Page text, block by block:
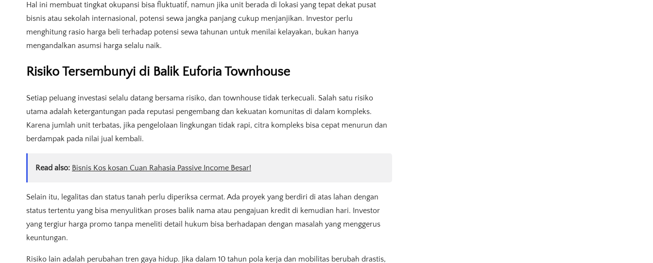
Hal ini membuat tingkat okupansi bisa fluktuatif, namun jika unit berada di lokasi yang tepat dekat pusat
bisnis atau sekolah internasional, potensi sewa jangka panjang cukup menjanjikan. Investor perlu
menghitung rasio harga beli terhadap potensi sewa tahunan untuk menilai kelayakan, bukan hanya
mengandalkan asumsi harga selalu naik.
Risiko Tersembunyi di Balik Euforia Townhouse
Setiap peluang investasi selalu datang bersama risiko, dan townhouse tidak terkecuali. Salah satu risiko
utama adalah ketergantungan pada reputasi pengembang dan kekuatan komunitas di dalam kompleks.
Karena jumlah unit terbatas, jika pengelolaan lingkungan tidak rapi, citra kompleks bisa cepat menurun dan
berdampak pada nilai jual kembali.
Read also: Bisnis Kos kosan Cuan Rahasia Passive Income Besar!
Selain itu, legalitas dan status tanah perlu diperiksa cermat. Ada proyek yang berdiri di atas lahan dengan
status tertentu yang bisa menyulitkan proses balik nama atau pengajuan kredit di kemudian hari. Investor
yang tergiur harga promo tanpa meneliti detail hukum bisa berhadapan dengan masalah yang menggerus
keuntungan.
Risiko lain adalah perubahan tren gaya hidup. Jika dalam 10 tahun pola kerja dan mobilitas berubah drastis,